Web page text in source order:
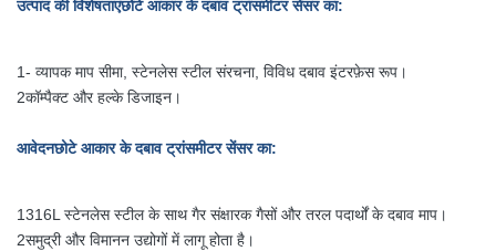
उत्पाद की विशेषताएंछोटे आकार के दबाव ट्रांसमीटर सेंसर का:
1- व्यापक माप सीमा, स्टेनलेस स्टील संरचना, विविध दबाव इंटरफ़ेस रूप।
2कॉम्पैक्ट और हल्के डिजाइन।
आवेदनछोटे आकार के दबाव ट्रांसमीटर सेंसर का:
1316L स्टेनलेस स्टील के साथ गैर संक्षारक गैसों और तरल पदार्थों के दबाव माप।
2समुद्री और विमानन उद्योगों में लागू होता है।